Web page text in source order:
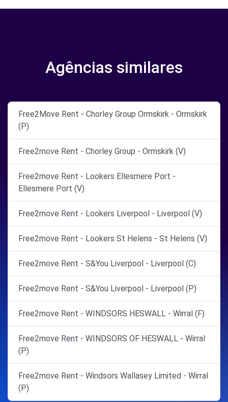
Agências similares
Free2Move Rent - Chorley Group Ormskirk - Ormskirk
(P)
Free2move Rent - Chorley Group - Ormskirk (V)
Free2move Rent - Lookers Ellesmere Port -
Ellesmere Port (V)
Free2move Rent - Lookers Liverpool - Liverpool (V)
Free2move Rent - Lookers St Helens - St Helens (V)
Free2move Rent - S&You Liverpool - Liverpool (C)
Free2move Rent - S&You Liverpool - Liverpool (P)
Free2move Rent - WINDSORS HESWALL - Wirral (F)
Free2move Rent - WINDSORS OF HESWALL - Wirral
(P)
Free2move Rent - Windsors Wallasey Limited - Wirral
(P)